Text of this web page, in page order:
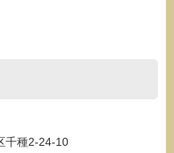
千種2-24-10